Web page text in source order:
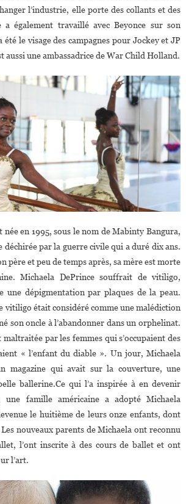
l’industrie, elle porte des collants et des
également travaillé avec Beyonce sur son
été le visage des campagnes pour Jockey et JP
aussi une ambassadrice de War Child Holland.
née en 1995, sous le nom de Mabinty Bangura,
déchirée par la guerre civile qui a duré dix ans.
père et peu de temps après, sa mère est morte
Michaela DePrince souffrait de vitiligo,
une dépigmentation par plaques de la peau.
vitiligo était considéré comme une malédiction
son oncle à l’abandonner dans un orphelinat.
par les femmes qui s’occupaient des
« l’enfant du diable ». Un jour, Michaela
magazine qui avait sur la couverture, une
ballerine.Ce qui l’a inspirée à en devenir
une famille américaine a adopté Michaela
le huitième de leurs onze enfants, dont
nouveaux parents de Michaela ont reconnu
l’ont inscrite à des cours de ballet et ont
l’art.